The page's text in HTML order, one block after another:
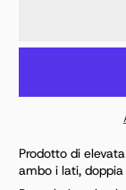
Prodotto di
ambo i lati,